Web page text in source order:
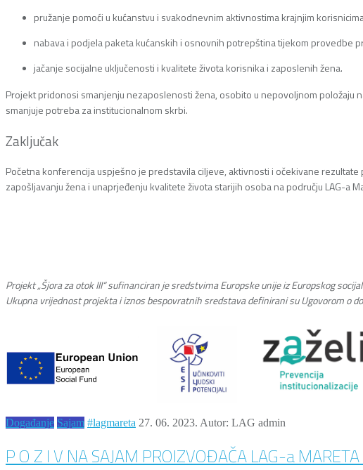
pružanje pomoći u kućanstvu i svakodnevnim aktivnostima krajnjim
nabava i podjela paketa kućanskih i osnovnih potrepština tijekom provedbe
jačanje socijalne uključenosti i kvalitete života korisnika i zaposlenih žena.
Projekt pridonosi smanjenju nezaposlenosti žena, osobito u nepovoljnom položaju
smanjuje potreba za institucionalnom skrbi.
Zaključak
Početna konferencija uspješno je predstavila ciljeve, aktivnosti i očekivane
zapošljavanju žena i unaprjeđenju kvalitete života starijih osoba na području LAG-a
Projekt „Šjora za otok III“ sufinanciran je sredstvima Europske unije iz Europskog
Ukupna vrijednost projekta i iznos bespovratnih sredstava definirani su Ugovorom o
Događanje Sajam #lagmareta 27. 06. 2023. Autor: LAG admin
P O Z I V NA SAJAM PROIZVOĐAČA LAG-a